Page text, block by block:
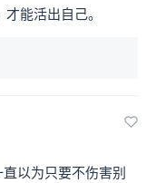
能活出自己。
以为只要不伤害别